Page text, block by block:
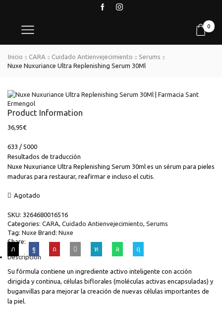
0
Inicio CARA Cuidado Antienvejecimiento
Serums
Nuxe Nuxuriance Ultra Replenishing Serum 30Ml
Product Information
36,95€
633 / 5000
Resultados de traducción
Nuxe Nuxuriance Ultra Replenishing Serum 30ml es un sérum para pieles
maduras para restaurar, reafirmar e incluso el cutis.
Agotado
SKU: 3264680016516
Categories: CARA, Cuidado Antienvejecimiento, Serums
Tag: Nuxe Brand: Nuxe
Share:
Descripción
Su fórmula contiene un ingrediente activo inteligente con acción
dirigida y continua, células biflorales (moléculas activas encapsuladas) y
buganvillas para mejorar la creación de nuevas células importantes de
la piel.